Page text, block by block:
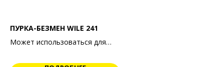
ПУРКА-БЕЗМЕН WILE 241
Может использоваться для
плотности (натуры) зерна.